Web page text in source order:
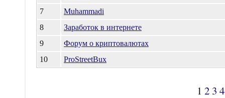
7
Muhammadi
8
Заработок в интернете
9
Форум о криптовалютах
10
ProStreetBux
1 2 3 4